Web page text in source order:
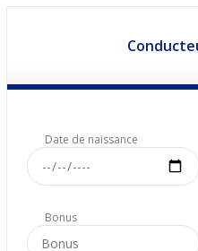
Date de naissance
Bonus